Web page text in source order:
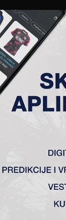
KLUB AKADEMIJA
Utakmica
tim sa